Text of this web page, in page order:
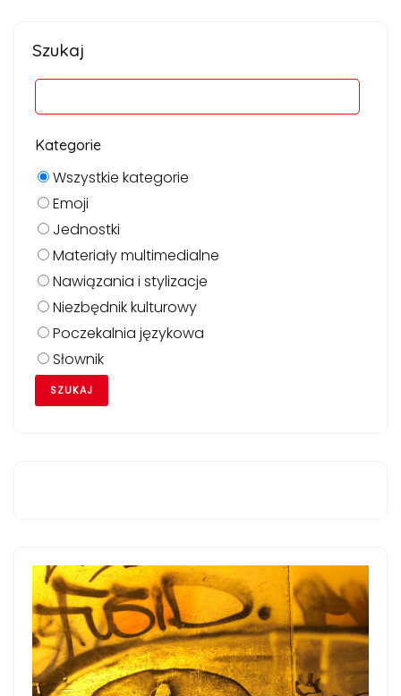
Szukaj
Kategorie
Wszystkie kategorie
Emoji
Jednostki
Materiały multimedialne
Nawiązania i stylizacje
Niezbędnik kulturowy
Poczekalnia językowa
Słownik